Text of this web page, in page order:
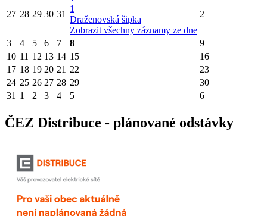
27 28 29 30 31
1
Draženovská šipka
Zobrazit všechny záznamy ze dne
2
3 4 5 6 7 8
9
10 11 12 13 14 15
16
17 18 19 20 21 22
23
24 25 26 27 28 29
30
31 1 2 3 4 5 6
ČEZ Distribuce - plánované odstávky